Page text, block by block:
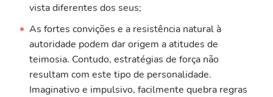
vista diferentes dos seus;
As fortes convições e a resistência natural à
autoridade podem dar origem a atitudes de
teimosia. Contudo, estratégias de força não
resultam com este tipo de personalidade.
Imaginativo e impulsivo, facilmente quebra regras